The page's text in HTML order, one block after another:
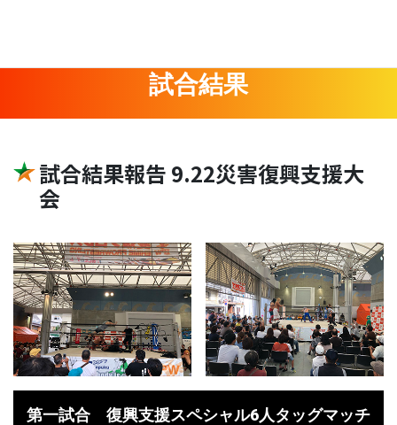
試合結果
試合結果報告 9.22災害復興支援大
会
第一試合 復興支援スペシャル6人タッグマッチ